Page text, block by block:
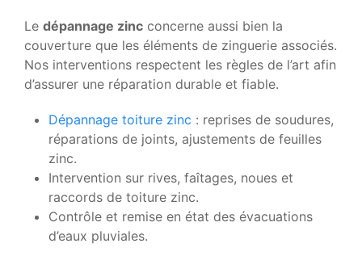
Le dépannage zinc concerne aussi bien la
couverture que les éléments de zinguerie associés.
Nos interventions respectent les règles de l’art afin
d’assurer une réparation durable et fiable.
Dépannage toiture zinc : reprises de soudures,
réparations de joints, ajustements de feuilles
zinc.
Intervention sur rives, faîtages, noues et
raccords de toiture zinc.
Contrôle et remise en état des évacuations
d’eaux pluviales.